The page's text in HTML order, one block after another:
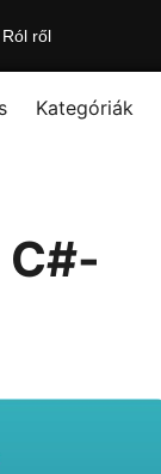
Ról ről
Kategóriák
C#-